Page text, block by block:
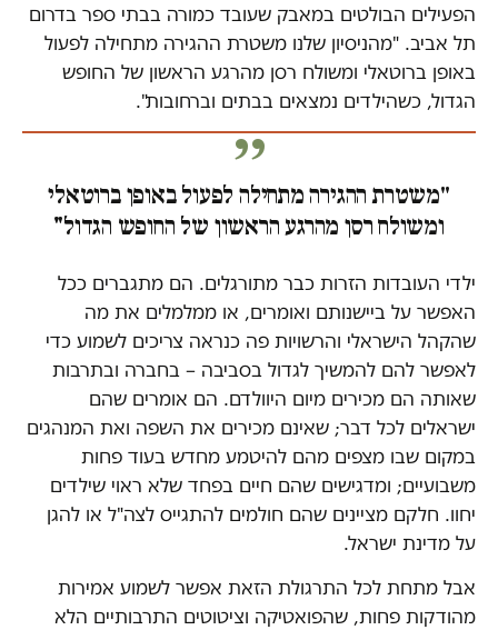
הפעילים הבולטים במאבק שעובד כמורה בבתי ספר בדרום
תל אביב. "מהניסיון שלנו משטרת ההגירה מתחילה לפעול
באופן ברוטאלי ומשולח רסן מהרגע הראשון של החופש
הגדול, כשהילדים נמצאים בבתים וברחובות".
"משטרת ההגירה מתחילה לפעול באופן ברוטאלי
ומשולח רסן מהרגע הראשון של החופש הגדול"
ילדי העובדות הזרות כבר מתורגלים. הם מתגברים ככל
האפשר על ביישנותם ואומרים, או ממלמלים את מה
שהקהל הישראלי והרשויות פה כנראה צריכים לשמוע כדי
לאפשר להם להמשיך לגדול בסביבה – בחברה ובתרבות
שאותה הם מכירים מיום היוולדם. הם אומרים שהם
ישראלים לכל דבר; שאינם מכירים את השפה ואת המנהגים
במקום שבו מצפים מהם להיטמע מחדש בעוד פחות
משבועיים; ומדגישים שהם חיים בפחד שלא ראוי שילדים
יחוו. חלקם מציינים שהם חולמים להתגייס לצה"ל או להגן
על מדינת ישראל.
אבל מתחת לכל התרגולת הזאת אפשר לשמוע אמירות
מהודקות פחות, שהפואטיקה וציטוטים התרבותיים הלא